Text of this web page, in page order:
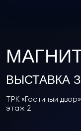
ВЫСТАВКА
ТРК «Гостиный
этаж 2